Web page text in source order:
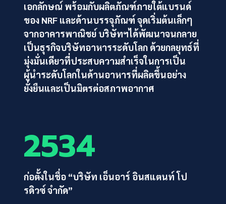
เอกลักษณ์ พร้อมกับผลิตภัณฑ์ภายใต้แบรนด์
ของ NRF และด้านบรรจุภัณฑ์ จุดเริ่มต้นเล็กๆ
จากอาคารพาณิชย์ บริษัทฯได้พัฒนาจนกลาย
เป็นธุรกิจบริษัทอาหารระดับโลก ด้วยกลยุทธ์ที่
มุ่งมั่นเดียวที่ประสบความสำเร็จในการเป็น
ผู้นำระดับโลกในด้านอาหารที่ผลิตขึ้นอย่าง
ยั่งยืนและเป็นมิตรต่อสภาพอากาศ
2534
ก่อตั้งในชื่อ “บริษัท เอ็นอาร์ อินสแตนท์โป
รดิวซ์ จำกัด”